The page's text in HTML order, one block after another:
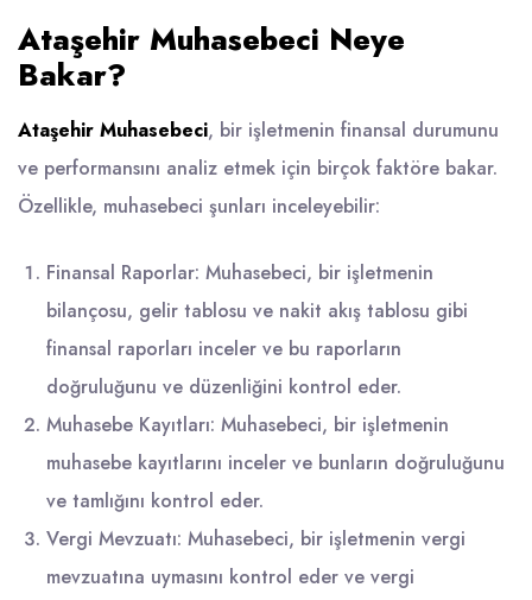
Ataşehir Muhasebeci Neye
Bakar?
Ataşehir Muhasebeci, bir işletmenin finansal durumunu
ve performansını analiz etmek için birçok faktöre bakar.
Özellikle, muhasebeci şunları inceleyebilir:
Finansal Raporlar: Muhasebeci, bir işletmenin
bilançosu, gelir tablosu ve nakit akış tablosu gibi
finansal raporları inceler ve bu raporların
doğruluğunu ve düzenliğini kontrol eder.
Muhasebe Kayıtları: Muhasebeci, bir işletmenin
muhasebe kayıtlarını inceler ve bunların doğruluğunu
ve tamlığını kontrol eder.
Vergi Mevzuatı: Muhasebeci, bir işletmenin vergi
mevzuatına uymasını kontrol eder ve vergi